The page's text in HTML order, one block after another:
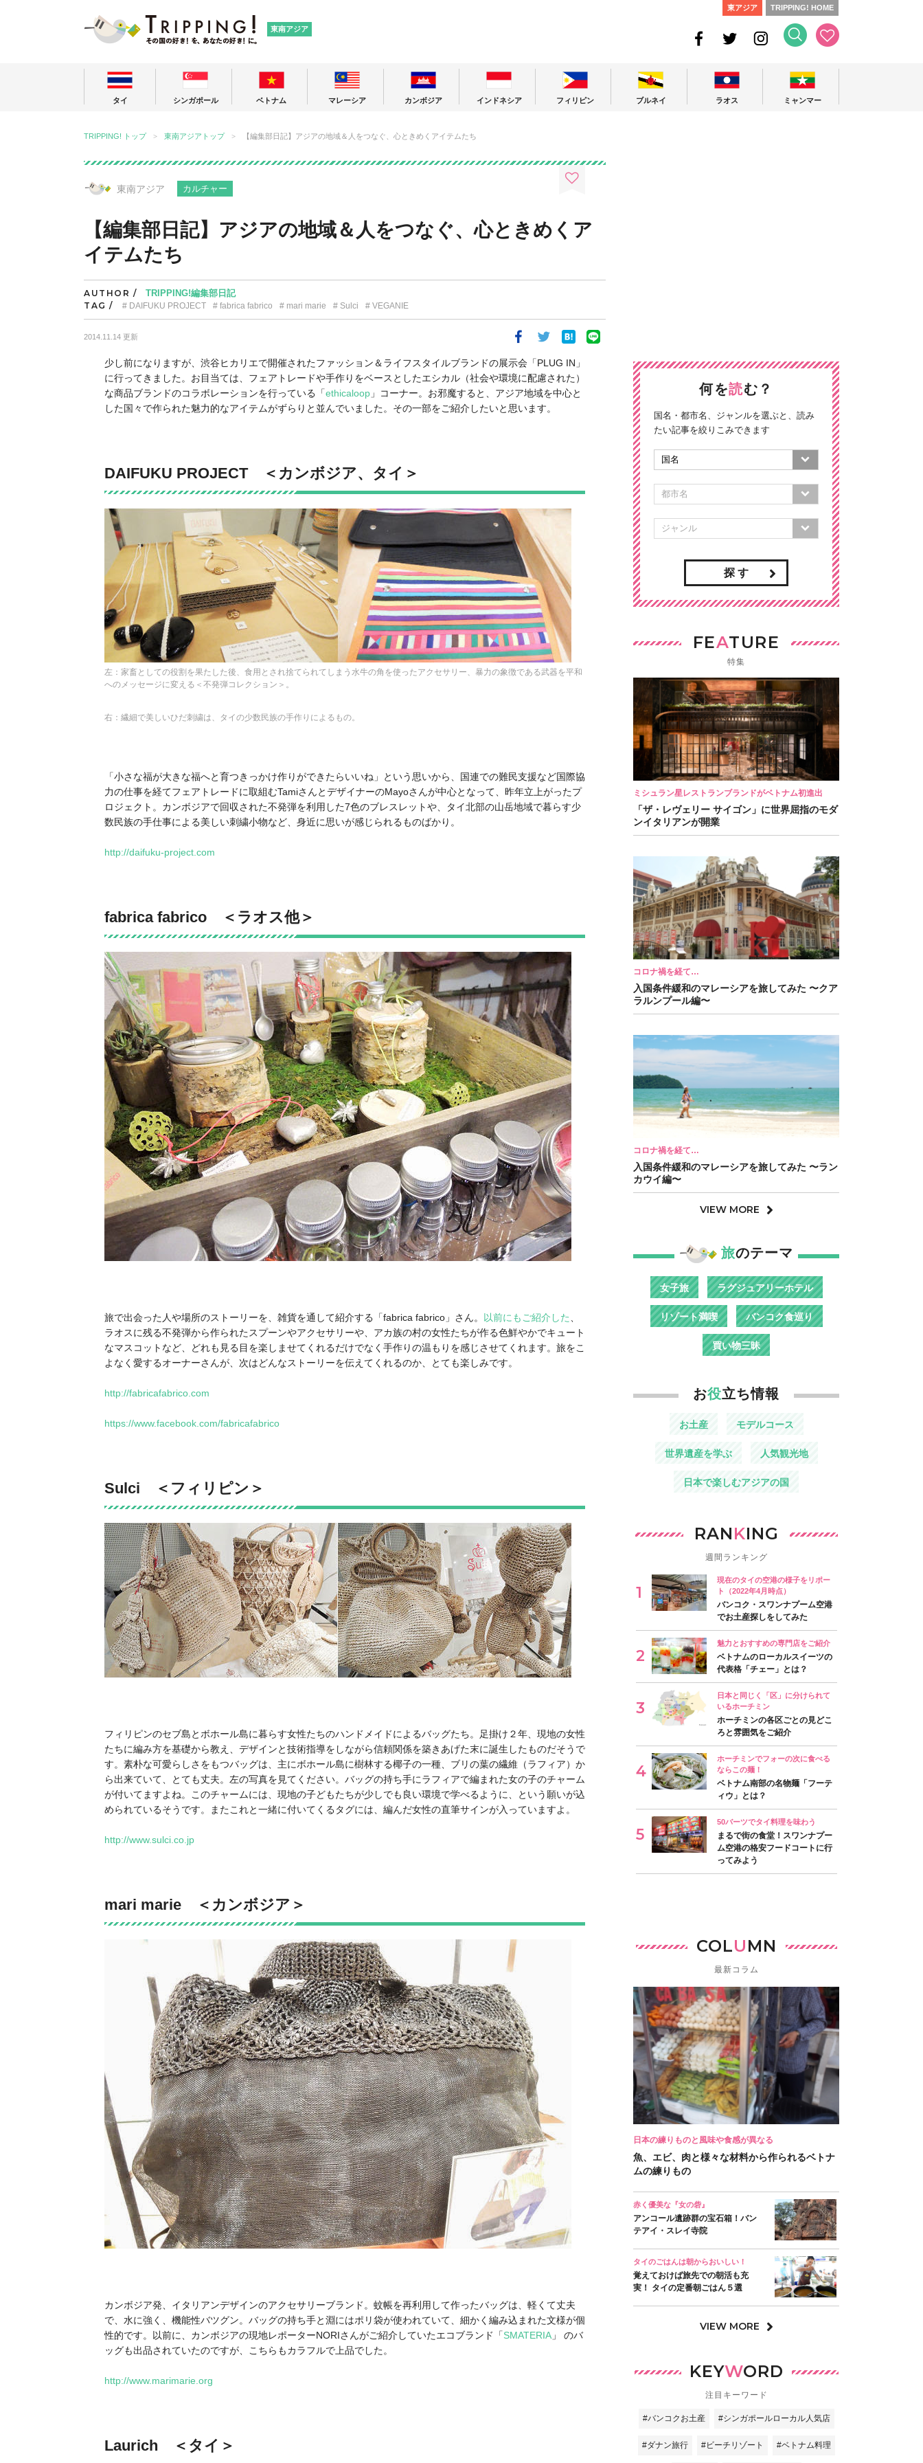
東南アジア
東アジア TRIPPING! HOME
タイ シンガポール ベトナム マレーシア カンボジア インドネシア フィリピン ブルネイ ラオス ミャンマー
TRIPPING! トップ 東南アジアトップ 【編集部日記】アジアの地域＆人をつなぐ、心ときめくアイテムたち
東南アジア カルチャー
【編集部日記】アジアの地域＆人をつなぐ、心ときめくア
イテムたち
AUTHOR /
TRIPPING!編集部日記
TAG /
DAIFUKU PROJECT fabrica fabrico mari marie Sulci VEGANIE
2014.11.14 更新
少し前になりますが、渋谷ヒカリエで開催されたファッション＆ライフスタイルブランドの展示会「PLUG IN」
に行ってきました。お目当ては、フェアトレードや手作りをベースとしたエシカル（社会や環境に配慮された）
な商品ブランドのコラボレーションを行っている「ethicaloop 」コーナー。お邪魔すると、アジア地域を中心と
した国々で作られた魅力的なアイテムがずらりと並んでいました。その一部をご紹介したいと思います。
DAIFUKU PROJECT ＜カンボジア、タイ＞
左：家畜としての役割を果たした後、食用とされ捨てられてしまう水牛の角を使ったアクセサリー、暴力の象徴である武器を平和
へのメッセージに変える＜不発弾コレクション＞。
右：繊細で美しいひだ刺繍は、タイの少数民族の手作りによるもの。
「小さな福が大きな福へと育つきっかけ作りができたらいいね」という思いから、国連での難民支援など国際協
力の仕事を経てフェアトレードに取組むTamiさんとデザイナーのMayoさんが中心となって、昨年立上がったプ
ロジェクト。カンボジアで回収された不発弾を利用した7色のブレスレットや、タイ北部の山岳地域で暮らす少
数民族の手仕事による美しい刺繍小物など、身近に思いが感じられるものばかり。
http://daifuku-project.com
fabrica fabrico ＜ラオス他＞
旅で出会った人や場所のストーリーを、雑貨を通して紹介する「fabrica fabrico」さん。 以前にもご紹介した
ラオスに残る不発弾から作られたスプーンやアクセサリーや、アカ族の村の女性たちが作る色鮮やかでキュート
なマスコットなど、どれも見る目を楽しませてくれるだけでなく手作りの温もりを感じさせてくれます。旅をこ
よなく愛するオーナーさんが、次はどんなストーリーを伝えてくれるのか、とても楽しみです。
http://fabricafabrico.com
https://www.facebook.com/fabricafabrico
Sulci ＜フィリピン＞
フィリピンのセブ島とボホール島に暮らす女性たちのハンドメイドによるバッグたち。足掛け２年、現地の女性
たちに編み方を基礎から教え、デザインと技術指導をしながら信頼関係を築きあげた末に誕生したものだそうで
す。素朴な可愛らしさをもつバッグは、主にボホール島に樹林する椰子の一種、ブリの葉の繊維（ラフィア）か
ら出来ていて、とても丈夫。左の写真を見てください。バッグの持ち手にラフィアで編まれた女の子のチャーム
が付いてますよね。このチャームには、現地の子どもたちが少しでも良い環境で学べるように、という願いが込
められているそうです。またこれと一緒に付いてくるタグには、編んだ女性の直筆サインが入っていますよ。
http://www.sulci.co.jp
mari marie ＜カンボジア＞
カンボジア発、イタリアンデザインのアクセサリーブランド。蚊帳を再利用して作ったバッグは、軽くて丈夫
で、水に強く、機能性バツグン。バッグの持ち手と淵にはポリ袋が使われていて、細かく編み込まれた文様が個
性的です。以前に、カンボジアの現地レポーターNORIさんがご紹介していたエコブランド「SMATERIA 」 のバ
ッグも出品されていたのですが、こちらもカラフルで上品でした。
http://www.marimarie.org
Laurich ＜タイ＞
何を読む？
国名・都市名、ジャンルを選ぶと、読み
たい記事を絞りこみできます
探 す
FEATURE
特集
ミシュラン星レストランブランドがベトナム初進出
「ザ・レヴェリー サイゴン」に世界屈指のモダ
ンイタリアンが開業
コロナ禍を経て…
入国条件緩和のマレーシアを旅してみた 〜クア
ラルンプール編〜
コロナ禍を経て…
入国条件緩和のマレーシアを旅してみた 〜ラン
カウイ編〜
VIEW MORE
旅のテーマ
女子旅 ラグジュアリーホテル
リゾート満喫 バンコク食巡り
買い物三昧
お役立ち情報
お土産 モデルコース
世界遺産を学ぶ 人気観光地
日本で楽しむアジアの国
RANKING
週間ランキング
現在のタイの空港の様子をリポー
ト（2022年4月時点）
バンコク・スワンナプーム空港
でお土産探しをしてみた
魅力とおすすめの専門店をご紹介
ベトナムのローカルスイーツの
代表格「チェー」とは？
日本と同じく「区」に分けられて
いるホーチミン
ホーチミンの各区ごとの見どこ
ろと雰囲気をご紹介
ホーチミンでフォーの次に食べる
ならこの麺！
ベトナム南部の名物麺「フーテ
ィウ」とは？
50バーツでタイ料理を味わう
まるで街の食堂！スワンナプー
ム空港の格安フードコートに行
ってみよう
COLUMN
最新コラム
日本の練りものと風味や食感が異なる
魚、エビ、肉と様々な材料から作られるベトナ
ムの練りもの
赤く優美な『女の砦』
アンコール遺跡群の宝石箱！バン
テアイ・スレイ寺院
タイのごはんは朝からおいしい！
覚えておけば旅先での朝活も充
実！ タイの定番朝ごはん５選
VIEW MORE
KEYWORD
注目キーワード
#バンコクお土産 #シンガポールローカル人気店
#ダナン旅行 #ビーチリゾート #ベトナム料理